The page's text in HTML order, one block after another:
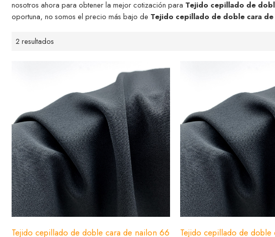
nosotros ahora para obtener la mejor cotización para Tejido cepillado de
oportuna, no somos el precio más bajo de Tejido cepillado de doble cara de
2 resultados
Tejido cepillado de doble cara de nailon 66
Tejido cepillado de doble